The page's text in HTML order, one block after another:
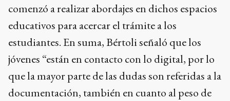
comenzó a realizar abordajes en dichos espacios
educativos para acercar el trámite a los
estudiantes. En suma, Bértoli señaló que los
jóvenes “están en contacto con lo digital, por lo
que la mayor parte de las dudas son referidas a la
documentación, también en cuanto al peso de